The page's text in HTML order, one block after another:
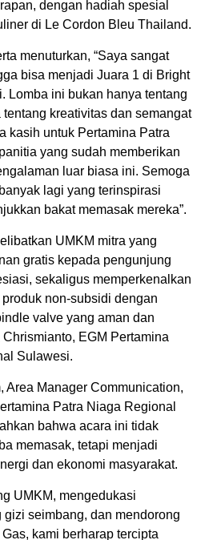
dengan hadiah spesial
di Le Cordon Bleu Thailand.
menuturkan, “Saya sangat
bisa menjadi Juara 1 di Bright
Lomba ini bukan hanya tentang
kreativitas dan semangat
kasih untuk Pertamina Patra
yang sudah memberikan
luar biasa ini. Semoga
lagi yang terinspirasi
bakat memasak mereka”.
UMKM mitra yang
gratis kepada pengunjung
sekaligus memperkenalkan
non-subsidi dengan
valve yang aman dan
Chrismianto, EGM Pertamina
Sulawesi.
Area Manager Communication,
Patra Niaga Regional
bahwa acara ini tidak
memasak, tetapi menjadi
dan ekonomi masyarakat.
UMKM, mengedukasi
gizi seimbang, dan mendorong
kami berharap tercipta